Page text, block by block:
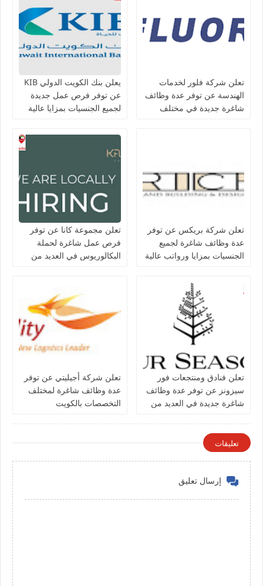
تعلن شركة فلور لخدمات
الهندسة عن توفر عدة وظائف
شاغرة جديدة في مختلف
يعلن بنك الكويت الدولي KIB
عن توفر فرص عمل جديدة
لجميع الجنسيات بمزايا عالية
تعلن شركة بريكس عن توفر
عدة وظائف شاغرة لجميع
الجنسيات بمزايا ورواتب عالية
تعلن مجموعة كانا عن توفر
فرص عمل شاغرة لحملة
البكالوريوس في العديد من
تعلن فنادق ومنتجعات فور
سيزونز‏ عن توفر عدة وظائف
شاغرة جديدة في العديد من
تعلن شركة أجيليتي عن توفر
عدة وظائف شاغرة لمختلف
التخصصات بالكويت
تعليقات
إرسال تعليق